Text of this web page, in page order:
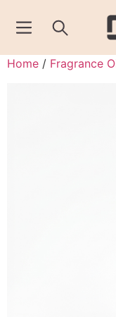
Home / Fragrance